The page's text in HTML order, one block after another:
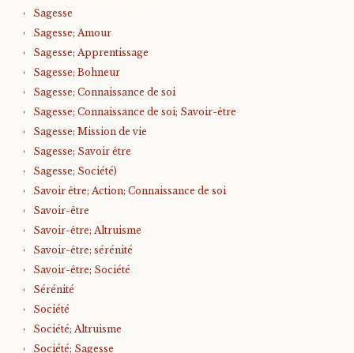
Sagesse
Sagesse; Amour
Sagesse; Apprentissage
Sagesse; Bohneur
Sagesse; Connaissance de soi
Sagesse; Connaissance de soi; Savoir-être
Sagesse; Mission de vie
Sagesse; Savoir être
Sagesse; Société)
Savoir être; Action; Connaissance de soi
Savoir-être
Savoir-être; Altruisme
Savoir-être; sérénité
Savoir-être; Société
Sérénité
Société
Société; Altruisme
Société; Sagesse